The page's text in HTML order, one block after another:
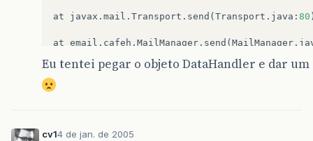
at javax . mail . Transport . send ( Transport . java : 80
at email . cafeh . MailManager . send ( MailManager .
at email .cafeh .MailManager.send(MailManager.
Eu tentei pegar o objeto DataHandler e dar
cv14 de jan. de 2005